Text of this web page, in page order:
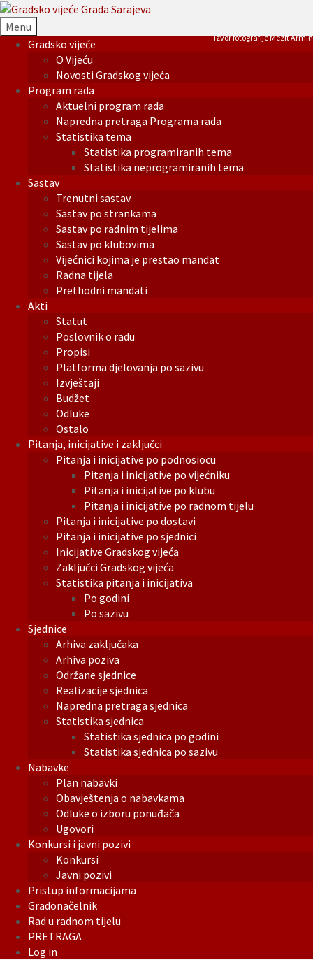
Menu
Gradsko vijeće
O Vijeću
Novosti Gradskog vijeća
Program rada
Aktuelni program rada
Napredna pretraga Programa rada
Statistika tema
Statistika programiranih tema
Statistika neprogramiranih tema
Sastav
Trenutni sastav
Sastav po strankama
Sastav po radnim tijelima
Sastav po klubovima
Vijećnici kojima je prestao mandat
Radna tijela
Prethodni mandati
Akti
Statut
Poslovnik o radu
Propisi
Platforma djelovanja po sazivu
Izvještaji
Budžet
Odluke
Ostalo
Pitanja, inicijative i zaključci
Pitanja i inicijative po podnosiocu
Pitanja i inicijative po vijećniku
Pitanja i inicijative po klubu
Pitanja i inicijative po radnom tijelu
Pitanja i inicijative po dostavi
Pitanja i inicijative po sjednici
Inicijative Gradskog vijeća
Zaključci Gradskog vijeća
Statistika pitanja i inicijativa
Po godini
Po sazivu
Sjednice
Arhiva zaključaka
Arhiva poziva
Održane sjednice
Realizacije sjednica
Napredna pretraga sjednica
Statistika sjednica
Statistika sjednica po godini
Statistika sjednica po sazivu
Nabavke
Plan nabavki
Obavještenja o nabavkama
Odluke o izboru ponuđača
Ugovori
Konkursi i javni pozivi
Konkursi
Javni pozivi
Pristup informacijama
Gradonačelnik
Rad u radnom tijelu
PRETRAGA
Log in
Izvor fotografije Mezit Armin